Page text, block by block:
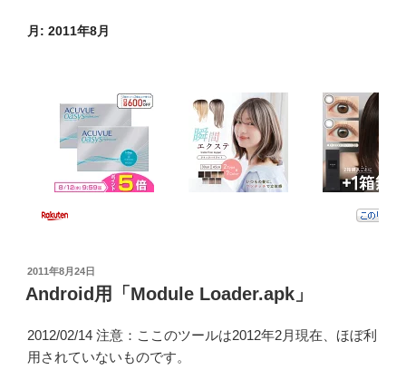
月: 2011年8月
投
稿
日:
2011年8月24日
Android用「Module Loader.apk」
2012/02/14 注意：ここのツールは2012年2月現在、ほぼ利
用されていないものです。